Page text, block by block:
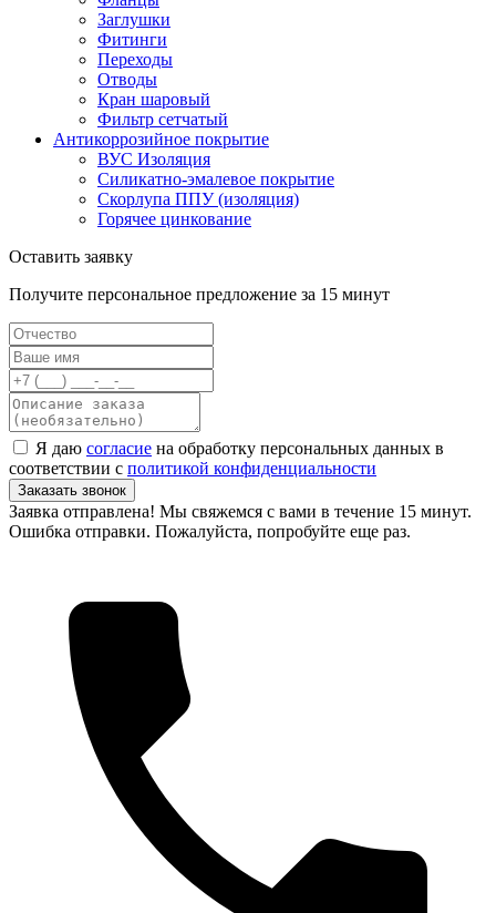
Заглушки
Фитинги
Переходы
Отводы
Кран шаровый
Фильтр сетчатый
Антикоррозийное покрытие
ВУС Изоляция
Силикатно-эмалевое покрытие
Скорлупа ППУ (изоляция)
Горячее цинкование
Оставить заявку
Получите персональное предложение за 15 минут
Я даю согласие на обработку персональных данных в
соответствии с политикой конфиденциальности
Заказать звонок
Заявка отправлена! Мы свяжемся с вами в течение 15 минут.
Ошибка отправки. Пожалуйста, попробуйте еще раз.